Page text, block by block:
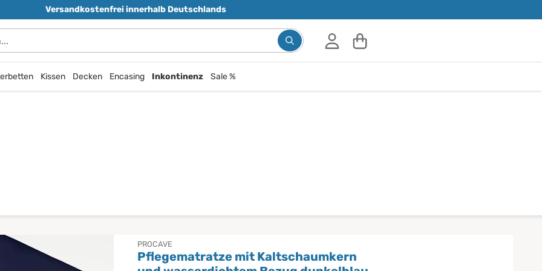
Versandkostenfrei innerhalb Deutschlands
Kissen Decken Encasing Inkontinenz Sale %
PROCAVE
Pflegematratze mit Kaltschaumkern